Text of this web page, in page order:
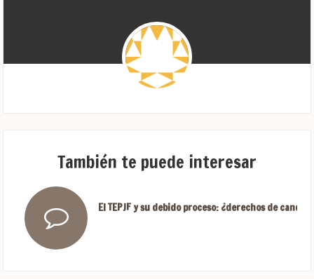
También te puede interesar
El TEPJF y su debido proceso: ¿derechos de